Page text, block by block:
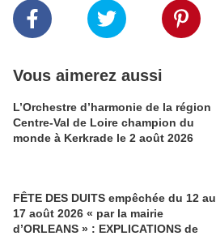
Vous aimerez aussi
L’Orchestre d’harmonie de la région
Centre-Val de Loire champion du
monde à Kerkrade le 2 août 2026
FÊTE DES DUITS empêchée du 12 au
17 août 2026 « par la mairie
d’ORLEANS » : EXPLICATIONS de